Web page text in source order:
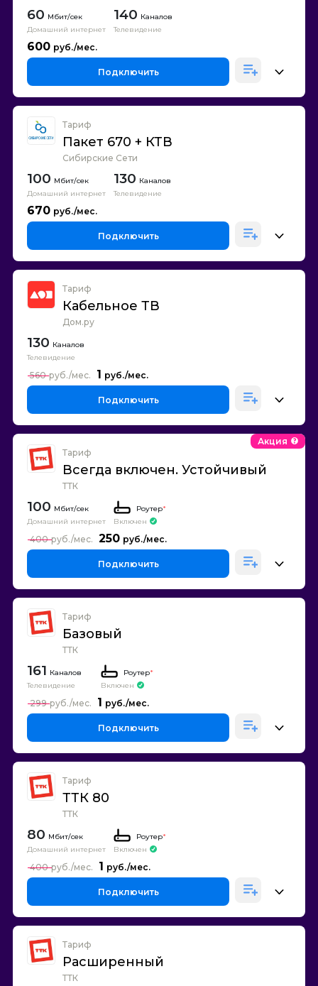
60
Домашний интернет
140 Каналов
Телевидение
600
Подключить
Тариф
Пакет 670 + КТВ
Сибирские Сети
100
Домашний интернет
130 Каналов
Телевидение
670
Подключить
Тариф
Кабельное ТВ
Дом.ру
130 Каналов
Телевидение
1
560
Подключить
Тариф
Всегда включен. Устойчивый
ТТК
Акция
100
Домашний интернет
Роутер*
Включен
250
400
Подключить
Тариф
Базовый
ТТК
161 Каналов
Телевидение
Роутер*
Включен
1
299
Подключить
Тариф
ТТК 80
ТТК
80
Домашний интернет
Роутер*
Включен
1
400
Подключить
Тариф
Расширенный
ТТК